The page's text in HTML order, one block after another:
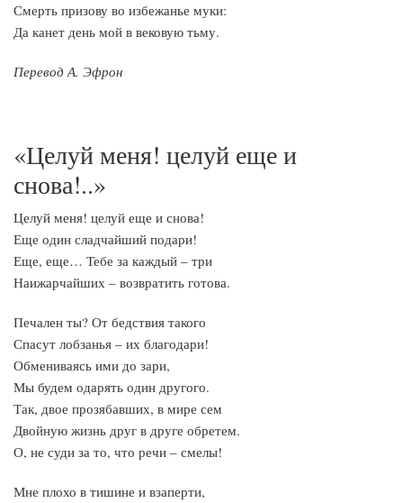
Смерть призову во избежанье муки:
Да канет день мой в вековую тьму.
Перевод А. Эфрон
«Целуй меня! целуй еще и
снова!..»
Целуй меня! целуй еще и снова!
Еще один сладчайший подари!
Еще, еще… Тебе за каждый – три
Наижарчайших – возвратить готова.
Печален ты? От бедствия такого
Спасут лобзанья – их благодари!
Обмениваясь ими до зари,
Мы будем одарять один другого.
Так, двое прозябавших, в мире сем
Двойную жизнь друг в друге обретем.
О, не суди за то, что речи – смелы!
Мне плохо в тишине и взаперти,